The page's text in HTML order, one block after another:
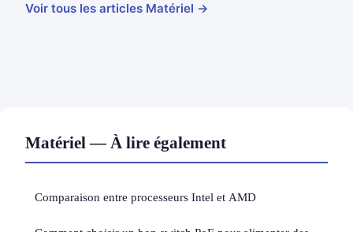
Voir tous les articles Matériel →
Matériel — À lire également
Comparaison entre processeurs Intel et AMD